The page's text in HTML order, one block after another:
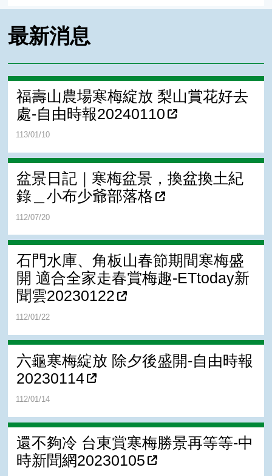
最新消息
福壽山農場寒梅綻放 梨山賞花好去
處-自由時報20240110
113/01/10
盆景日記｜寒梅盆景，換盆換土紀
錄＿小布少爺部落格
112/07/20
石門水庫、角板山春節期間寒梅盛
開 適合全家走春賞梅趣-ETtoday新
聞雲20230122
112/01/22
六龜寒梅綻放 除夕後盛開-自由時報
20230114
112/01/14
還不夠冷 台東賞寒梅勝景再等等-中
時新聞網20230105